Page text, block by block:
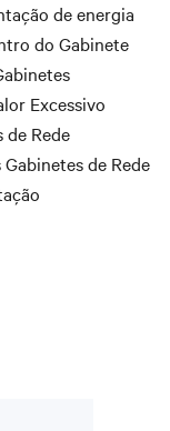
de energia
do Gabinete
Excessivo
Rede
de Rede